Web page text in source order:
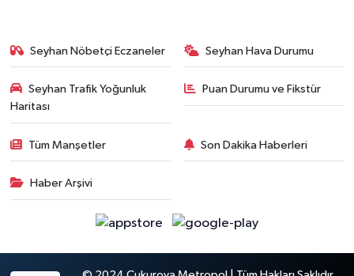
Seyhan Nöbetçi Eczaneler Seyhan Hava Durumu
Seyhan Trafik Yoğunluk
Haritası
Puan Durumu ve Fikstür
Tüm Manşetler Son Dakika Haberleri
Haber Arşivi